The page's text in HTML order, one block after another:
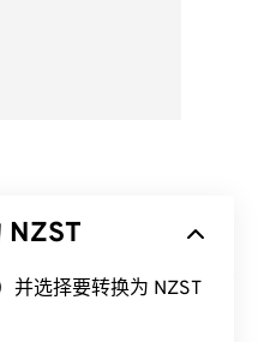
NZST
并选择要转换为 NZST